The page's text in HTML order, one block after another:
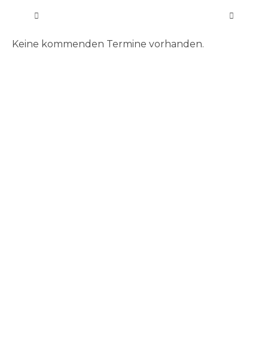
Keine kommenden Termine vorhanden.